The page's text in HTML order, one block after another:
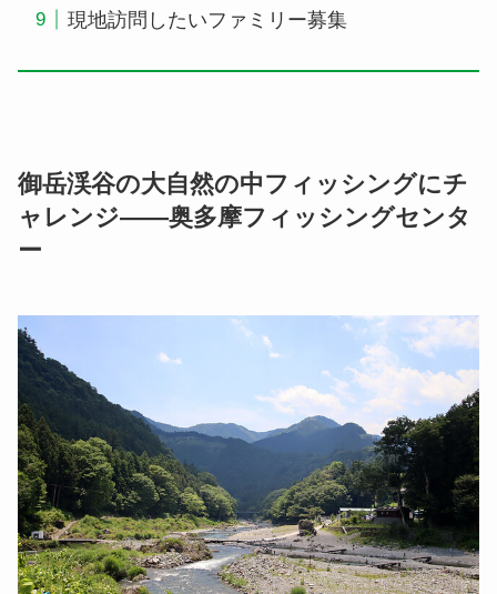
現地訪問したいファミリー募集
御岳渓谷の大自然の中フィッシングにチ
ャレンジ――奥多摩フィッシングセンタ
ー